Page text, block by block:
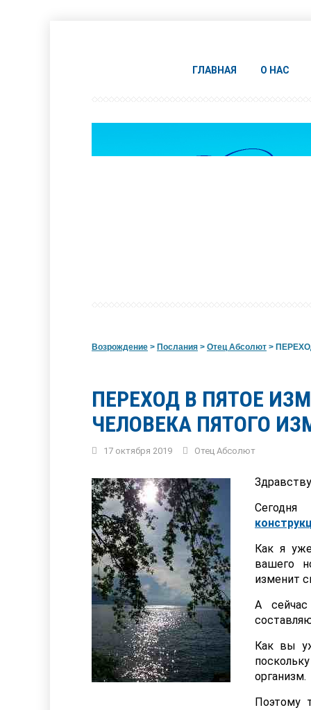
ГЛАВНАЯ О НАС
Возрождение > Послания > Отец Абсолют >
ПЕРЕХОД В ПЯТОЕ
ЧЕЛОВЕКА ПЯТОГО
17 октября 2019 Отец Абсолют
Как я
вашего
изменит
А
Как вы
организм.
Поэтому